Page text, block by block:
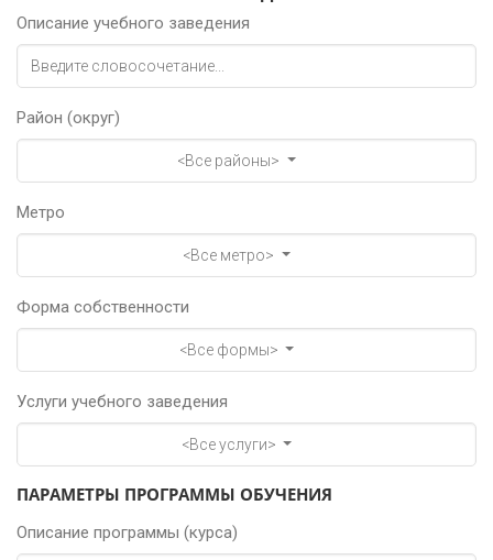
Описание учебного заведения
Район (округ)
<Все районы>
Метро
<Все метро>
Форма собственности
<Все формы>
Услуги учебного заведения
<Все услуги>
ПАРАМЕТРЫ ПРОГРАММЫ ОБУЧЕНИЯ
Описание программы (курса)